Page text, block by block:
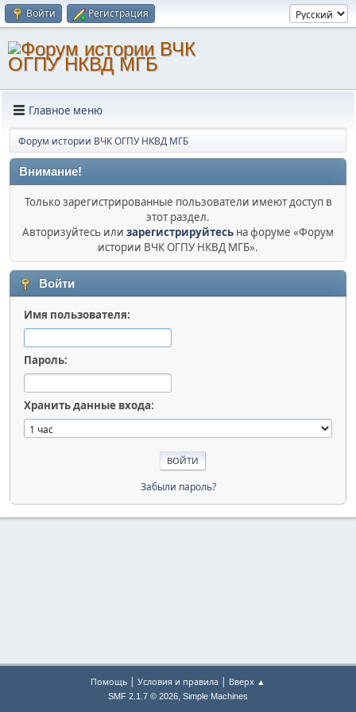
Войти Регистрация
Главное меню
Форум истории ВЧК ОГПУ НКВД МГБ
Внимание!
Только зарегистрированные пользователи имеют доступ в
этот раздел.
Авторизуйтесь или зарегистрируйтесь на форуме «Форум
истории ВЧК ОГПУ НКВД МГБ».
Войти
Имя пользователя:
Пароль:
Хранить данные входа:
Забыли пароль?
Помощь | Условия и правила | Вверх ▲
SMF 2.1.7 © 2026, Simple Machines